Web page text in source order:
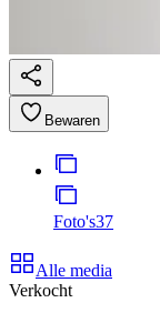
Bewaren
Foto's37
Alle media
Verkocht